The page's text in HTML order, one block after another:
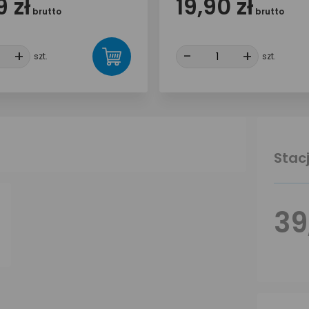
zł brutto
+ +
szt.
19,90 zł brutto
- + +
szt.